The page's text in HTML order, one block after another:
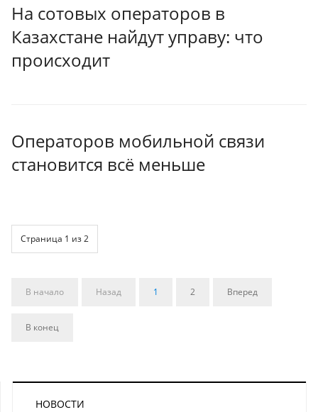
На сотовых операторов в
Казахстане найдут управу: что
происходит
Операторов мобильной связи
становится всё меньше
Страница 1 из 2
В начало Назад 1 2 Вперед
В конец
НОВОСТИ